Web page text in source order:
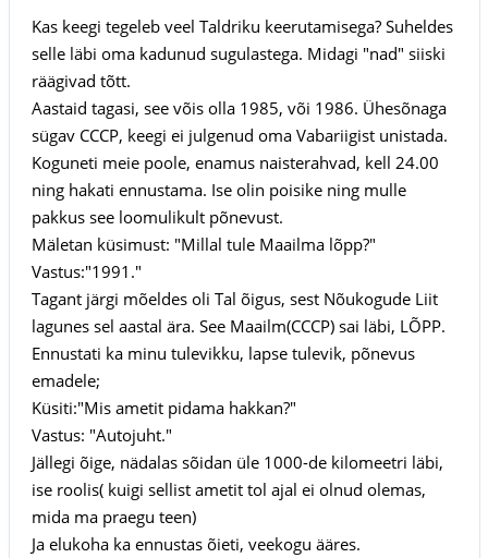
Kas keegi tegeleb veel Taldriku keerutamisega? Suheldes
selle läbi oma kadunud sugulastega. Midagi "nad" siiski
räägivad tõtt.
Aastaid tagasi, see võis olla 1985, või 1986. Ühesõnaga
sügav CCCP, keegi ei julgenud oma Vabariigist unistada.
Koguneti meie poole, enamus naisterahvad, kell 24.00
ning hakati ennustama. Ise olin poisike ning mulle
pakkus see loomulikult põnevust.
Mäletan küsimust: "Millal tule Maailma lõpp?"
Vastus:"1991."
Tagant järgi mõeldes oli Tal õigus, sest Nõukogude Liit
lagunes sel aastal ära. See Maailm(CCCP) sai läbi, LÕPP.
Ennustati ka minu tulevikku, lapse tulevik, põnevus
emadele;
Küsiti:"Mis ametit pidama hakkan?"
Vastus: "Autojuht."
Jällegi õige, nädalas sõidan üle 1000-de kilomeetri läbi,
ise roolis( kuigi sellist ametit tol ajal ei olnud olemas,
mida ma praegu teen)
Ja elukoha ka ennustas õieti, veekogu ääres.